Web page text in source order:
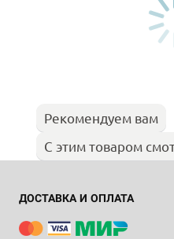
Рекомендуем вам
С этим товаром
ДОСТАВКА И ОПЛАТА